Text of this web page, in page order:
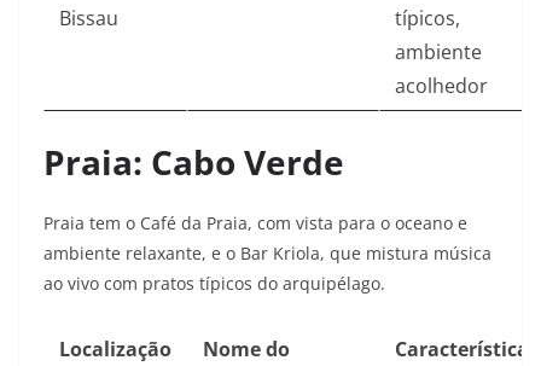
Bissau
típicos,
ambiente
acolhedor
Praia: Cabo Verde
Praia tem o Café da Praia, com vista para o oceano e
ambiente relaxante, e o Bar Kriola, que mistura música
ao vivo com pratos típicos do arquipélago.
Localização
Nome do
Características